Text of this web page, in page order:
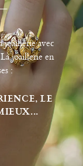
joaillerie avec
joaillerie en
:
LE